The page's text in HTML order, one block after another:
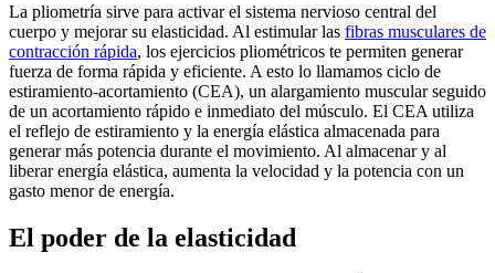
La pliometría sirve para activar el sistema nervioso central del
cuerpo y mejorar su elasticidad. Al estimular las fibras musculares de
contracción rápida, los ejercicios pliométricos te permiten generar
fuerza de forma rápida y eficiente. A esto lo llamamos ciclo de
estiramiento-acortamiento (CEA), un alargamiento muscular seguido
de un acortamiento rápido e inmediato del músculo. El CEA utiliza
el reflejo de estiramiento y la energía elástica almacenada para
generar más potencia durante el movimiento. Al almacenar y al
liberar energía elástica, aumenta la velocidad y la potencia con un
gasto menor de energía.
El poder de la elasticidad